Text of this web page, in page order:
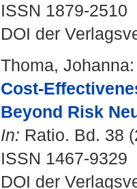
ISSN 1879-2510
DOI der
Thoma, Johanna:
Cost-
Beyond Risk
In: Ratio. Bd. 38
ISSN 1467-9329
DOI der